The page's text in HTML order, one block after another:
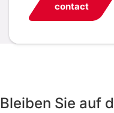
contact
Bleiben Sie auf